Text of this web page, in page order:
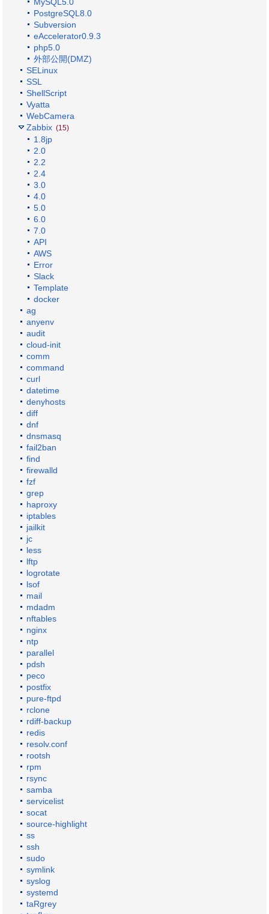
PostgreSQL8.0
Subversion
eAccelerator0.9.3
php5.0
外部公開(DMZ)
SELinux
SSL
ShellScript
Vyatta
WebCamera
Zabbix (15)
1.8jp
2.0
2.2
2.4
3.0
4.0
5.0
6.0
7.0
API
AWS
Error
Slack
Template
docker
ag
anyenv
audit
cloud-init
comm
command
curl
datetime
denyhosts
diff
dnf
dnsmasq
fail2ban
find
firewalld
fzf
grep
haproxy
iptables
jailkit
jc
less
lftp
logrotate
lsof
mail
mdadm
nftables
nginx
ntp
parallel
pdsh
peco
postfix
pure-ftpd
rclone
rdiff-backup
redis
resolv.conf
rootsh
rpm
rsync
samba
servicelist
socat
source-highlight
ss
ssh
sudo
symlink
syslog
systemd
taRgrey